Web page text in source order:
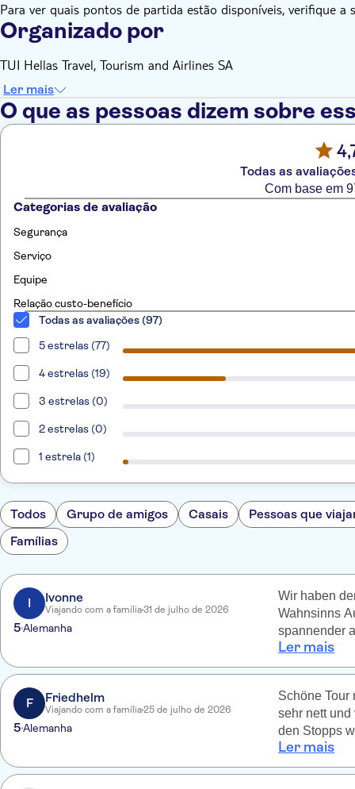
Para ver quais pontos de partida estão disponíveis, verifique a
Organizado por
TUI Hellas Travel, Tourism and Airlines SA
Ler mais
O que as pessoas dizem sobre
Todas as
Com base em
Categorias de avaliação
Segurança
Serviço
Equipe
Relação custo-benefício
Todas as avaliações (97)
5 estrelas (77)
4 estrelas (19)
3 estrelas (0)
2 estrelas (0)
1 estrela (1)
Todos Grupo de amigos Casais
Pessoas que
Famílias
I Ivonne
Viajando com a família31 de julho de 2026
5Alemanha
Wir haben
Wahnsinns
spannender
empfehlen.
Ler mais
F Friedhelm
Viajando com a família25 de julho de 2026
5Alemanha
Schöne Tour
sehr nett
den Stopps
unglückliche
schön, aber
Ler mais